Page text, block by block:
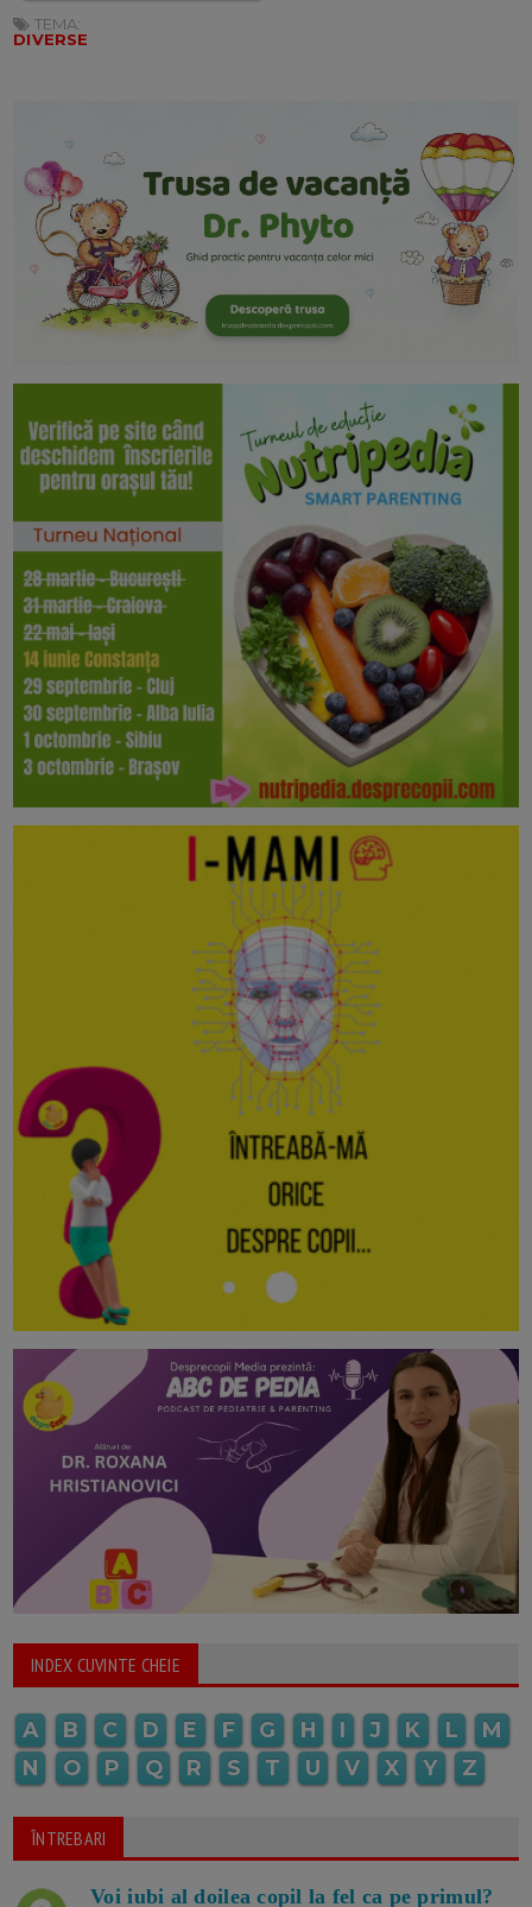
TEMA:
DIVERSE
INDEX CUVINTE CHEIE
A B C D E F G H I J K L
M
N
O P Q R S T U V X Y Z
ÎNTREBARI
Voi iubi al doilea copil la fel ca pe primul?